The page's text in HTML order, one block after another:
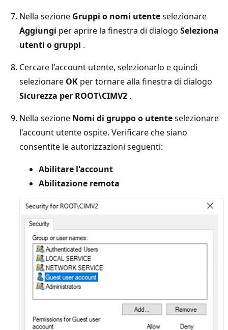
Nella sezione Gruppi o nomi utenteselezionare
Aggiungi per aprire la finestra di dialogo Seleziona
utenti o gruppi .
Cercare l'account utente, selezionarlo e quindi
selezionare OK per tornare alla finestra di dialogo
Sicurezza per ROOT\CIMV2 .
Nella sezione Nomi di gruppo o utenteselezionare
l'account utente ospite. Verificare che siano
consentite le autorizzazioni seguenti:
Abilitare l'account
Abilitazione remota